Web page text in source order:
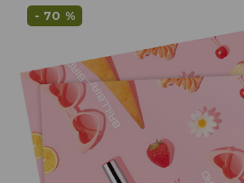
- 70 %